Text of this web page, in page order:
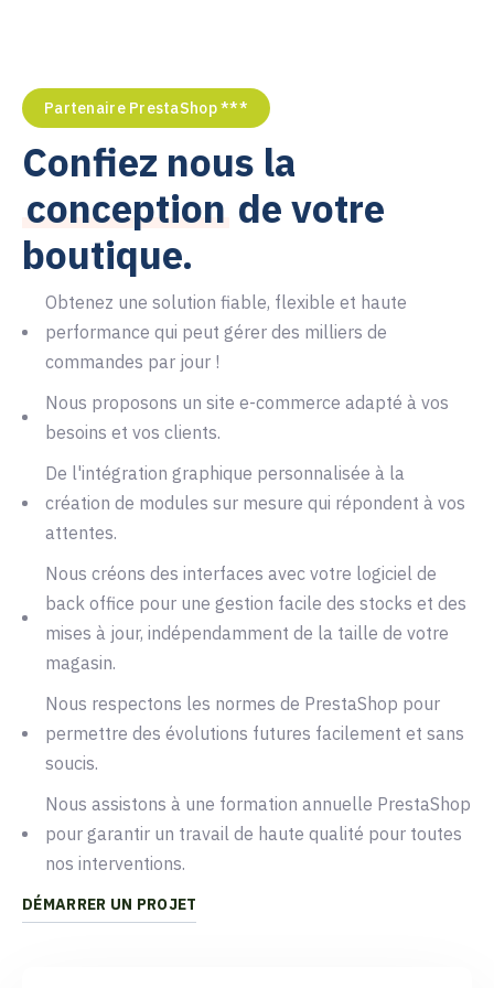
6
7
8
9
9
4
5
6
7
8
9
3
4
5
6
7
8
9
3
4
5
6
7
8
9
7
9
4
6
7
8
9
Partenaire PrestaShop ***
Confiez nous la
conception de votre
boutique.
Obtenez une solution fiable, flexible et haute
performance qui peut gérer des milliers de
commandes par jour !
Nous proposons un site e-commerce adapté à vos
besoins et vos clients.
De l'intégration graphique personnalisée à la
création de modules sur mesure qui répondent à vos
attentes.
Nous créons des interfaces avec votre logiciel de
back office pour une gestion facile des stocks et des
mises à jour, indépendamment de la taille de votre
magasin.
Nous respectons les normes de PrestaShop pour
permettre des évolutions futures facilement et sans
soucis.
Nous assistons à une formation annuelle PrestaShop
pour garantir un travail de haute qualité pour toutes
nos interventions.
DÉMARRER UN PROJET